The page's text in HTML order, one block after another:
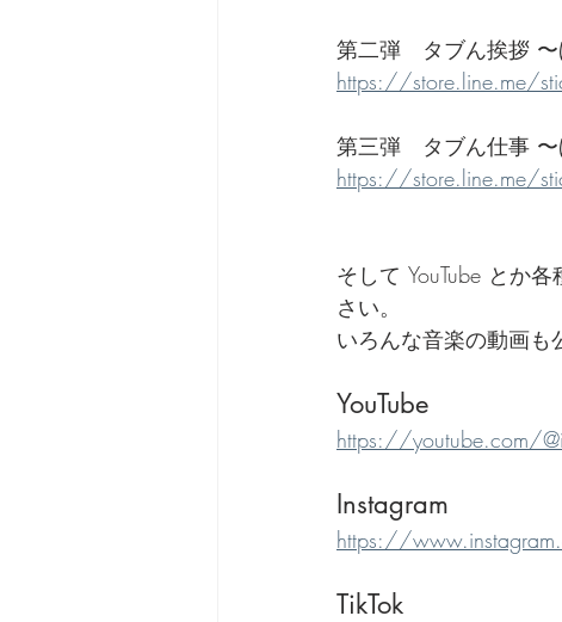
第二弾　タブん挨拶
https://store.line.me/
第三弾　タブん仕事
https://store.line.me/
そして YouTube とか
さい。
いろんな音楽の動画
YouTube
https://youtube.com/
Instagram
https://
TikTok